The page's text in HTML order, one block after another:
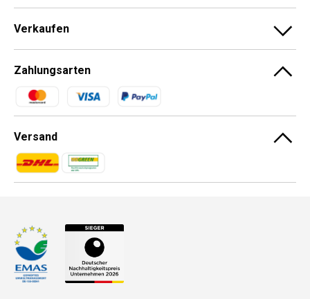
Verkaufen
Zahlungsarten
Zahlungsmethoden
Versand
Zahlungsmethoden
Zahlungsmethoden